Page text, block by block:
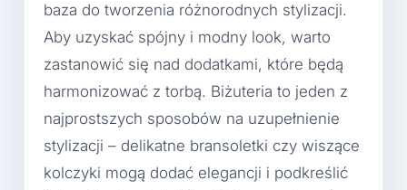
baza do tworzenia różnorodnych stylizacji.
Aby uzyskać spójny i modny look, warto
zastanowić się nad dodatkami, które będą
harmonizować z torbą. Biżuteria to jeden z
najprostszych sposobów na uzupełnienie
stylizacji – delikatne bransoletki czy wiszące
kolczyki mogą dodać elegancji i podkreślić